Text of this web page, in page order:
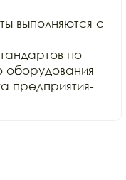
выполняются с
по
оборудования
предприятия-